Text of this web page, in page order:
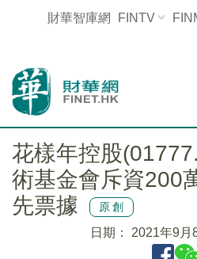
財華智庫網 FINTV
花樣年控股
術基金會斥資200
先票據
原創
日期： 2021年9月